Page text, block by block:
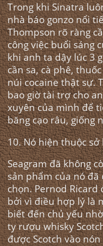
Trong khi Sinatra
nhà báo gonzo nổi
Thompson rõ ràng
công việc buổi sáng
khi anh ta dậy lúc 3
cần sa, cà phê,
núi cocaine thật sự.
bao giờ tài trợ cho
xuyên của mình để
băng cạo râu, giống
10. Nó hiện thuộc
Seagram đã không
sản phẩm của nó
chọn. Pernod Ricard
bởi vì điều hợp lý là
biết đến chủ yếu
ty rượu whisky
được Scotch vào